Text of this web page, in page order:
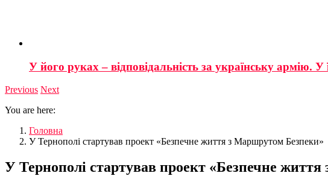
У його руках – відповідальність за українську армію. У
Previous Next
You are here:
Головна
У Тернополі стартував проект «Безпечне життя з Маршрутом Безпеки»
У Тернополі стартував проект «Безпечне